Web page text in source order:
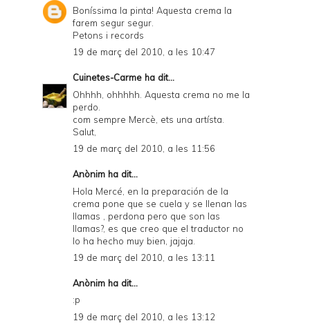
Boníssima la pinta! Aquesta crema la
farem segur segur.
Petons i records
19 de març del 2010, a les 10:47
Cuinetes-Carme ha dit...
Ohhhh, ohhhhh. Aquesta crema no me la
perdo.
com sempre Mercè, ets una artísta.
Salut,
19 de març del 2010, a les 11:56
Anònim ha dit...
Hola Mercé, en la preparación de la
crema pone que se cuela y se llenan las
llamas , perdona pero que son las
llamas?, es que creo que el traductor no
lo ha hecho muy bien, jajaja.
19 de març del 2010, a les 13:11
Anònim ha dit...
:p
19 de març del 2010, a les 13:12